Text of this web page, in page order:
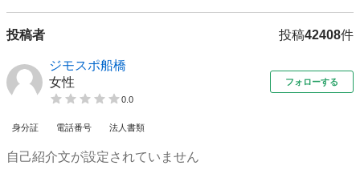
投稿者 投稿42408件
ジモスポ船橋
女性
0.0
フォローする
身分証 電話番号 法人書類
自己紹介文が設定されていません